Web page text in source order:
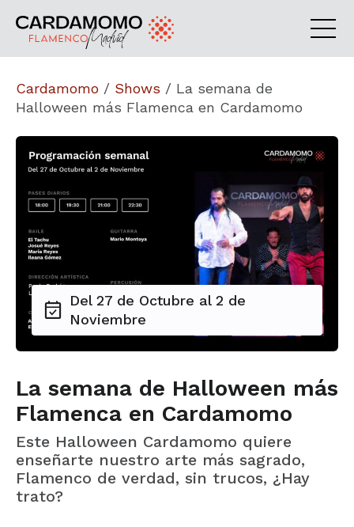
Cardamomo / Shows / La semana de
Halloween más Flamenca en Cardamomo
Del 27 de Octubre al 2 de
Noviembre
La semana de Halloween más
Flamenca en Cardamomo
Este Halloween Cardamomo quiere
enseñarte nuestro arte más sagrado,
Flamenco de verdad, sin trucos, ¿Hay
trato?